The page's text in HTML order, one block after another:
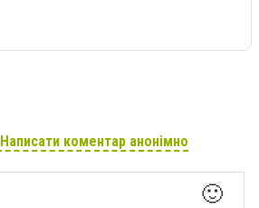
Написати коментар анонімно
🙂